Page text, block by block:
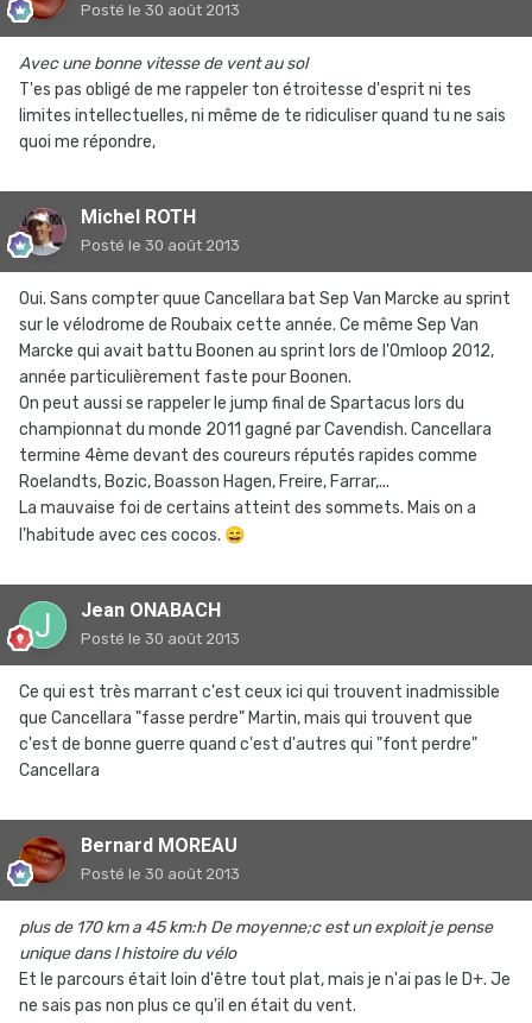
Posté le 30 août 2013
Avec une bonne vitesse de vent au sol
T'es pas obligé de me rappeler ton étroitesse d'esprit ni tes
limites intellectuelles, ni même de te ridiculiser quand tu ne sais
quoi me répondre,
Michel ROTH
Posté le 30 août 2013
Oui. Sans compter quue Cancellara bat Sep Van Marcke au sprint
sur le vélodrome de Roubaix cette année. Ce même Sep Van
Marcke qui avait battu Boonen au sprint lors de l'Omloop 2012,
année particulièrement faste pour Boonen.
On peut aussi se rappeler le jump final de Spartacus lors du
championnat du monde 2011 gagné par Cavendish. Cancellara
termine 4ème devant des coureurs réputés rapides comme
Roelandts, Bozic, Boasson Hagen, Freire, Farrar,...
La mauvaise foi de certains atteint des sommets. Mais on a
l'habitude avec ces cocos. 😄
Jean ONABACH
Posté le 30 août 2013
Ce qui est très marrant c'est ceux ici qui trouvent inadmissible
que Cancellara "fasse perdre" Martin, mais qui trouvent que
c'est de bonne guerre quand c'est d'autres qui "font perdre"
Cancellara
Bernard MOREAU
Posté le 30 août 2013
plus de 170 km a 45 km:h De moyenne;c est un exploit je pense
unique dans l histoire du vélo
Et le parcours était loin d'être tout plat, mais je n'ai pas le D+. Je
ne sais pas non plus ce qu'il en était du vent.